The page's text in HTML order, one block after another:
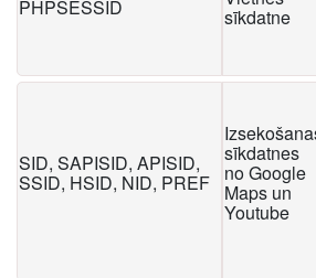
PHPSESSID sīkdatne
SID, SAPISID, APISID,
SSID, HSID, NID, PREF
sīkdatnes
no Google
Maps un
Youtube